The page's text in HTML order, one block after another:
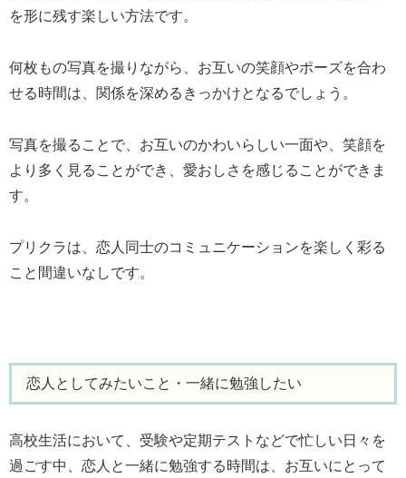
を形に残す楽しい方法です。
何枚もの写真を撮りながら、お互いの笑顔やポーズを合わ
せる時間は、関係を深めるきっかけとなるでしょう。
写真を撮ることで、お互いのかわいらしい一面や、笑顔を
より多く見ることができ、愛おしさを感じることができま
す。
プリクラは、恋人同士のコミュニケーションを楽しく彩る
こと間違いなしです。
恋人としてみたいこと・一緒に勉強したい
高校生活において、受験や定期テストなどで忙しい日々を
過ごす中、恋人と一緒に勉強する時間は、お互いにとって